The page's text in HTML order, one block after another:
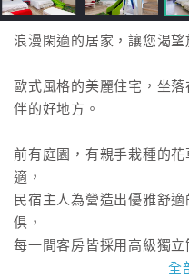
店
訂
HOT
色
民
宿
浪漫閑適的居家，讓您渴
歐式風格的美麗住宅，坐
伴的好地方。
前有庭園，有親手栽種的
適，
民宿主人為營造出優雅舒
俱，
每一間客房皆採用高級獨
全